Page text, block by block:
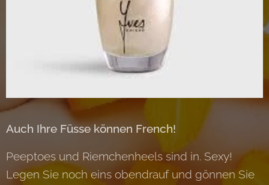
Auch Ihre Füsse können French!
Peeptoes und Riemchenheels sind in. Sexy!
Legen Sie noch eins obendrauf und gönnen Sie